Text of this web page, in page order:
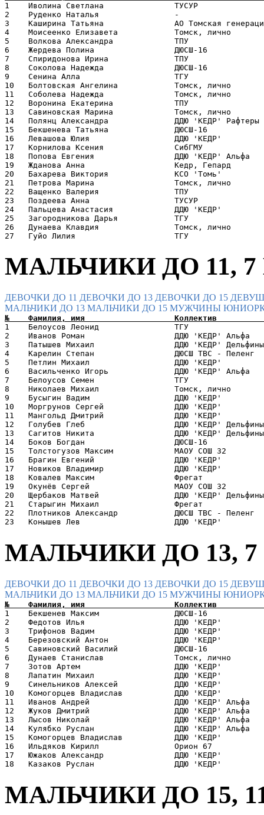
1    Иволина Светлана               ТУСУР
2    Руденко Наталья                -
3    Каширина Татьяна               АО Томская
4    Моисеенко Елизавета            Томск,
5    Волкова Александра             ТПУ
6    Жердева Полина                 ДЮСШ-16
7    Спиридонова Ирина              ТПУ
8    Соколова Надежда               ДЮСШ-16
9    Сенина Алла                    ТГУ
10   Болтовская Ангелина            Томск,
11   Соболева Надежда               Томск,
12   Воронина Екатерина             ТПУ
13   Савиновская Марина             Томск,
14   Полянц Александра              ДДЮ 'КЕДР'
15   Бекшенева Татьяна              ДЮСШ-16
16   Левашова Юлия                  ДДЮ 'КЕДР'
17   Корнилова Ксения               CибГМУ
18   Попова Евгения                 ДДЮ 'КЕДР'
19   Жданова Анна                   Кедр, Гепард
20   Бахарева Виктория              КСО 'Томь'
21   Петрова Марина                 Томск, лично
22   Ващенко Валерия                ТПУ
23   Поздеева Анна
24   Пальцева Анастасия
25   Загородникова Дарья
26   Дунаева Клавдия
МАЛЬЧИКИ ДО 11, 7
ДЕВОЧКИ ДО 11 ДЕВОЧКИ ДО 13 ДЕВОЧКИ ДО 15
МАЛЬЧИКИ ДО 13 МАЛЬЧИКИ ДО 15 МУЖЧИНЫ
1    Белоусов Леонид                ТГУ
2    Иванов Роман                   ДДЮ 'КЕДР'
3    Патышев Михаил                 ДДЮ 'КЕДР'
4    Карелин Степан                 ДЮСШ ТВС -
5    Петлин Михаил                  ДДЮ 'КЕДР'
6    Васильченко Игорь              ДДЮ 'КЕДР'
7    Белоусов Семен                 ТГУ
8    Николаев Михаил                Томск,
9    Бусыгин Вадим                  ДДЮ 'КЕДР'
10   Моргрунов Сергей               ДДЮ 'КЕДР'
11   Мангольд Дмитрий               ДДЮ 'КЕДР'
12   Голубев Глеб                   ДДЮ 'КЕДР'
13   Сагитов Никита                 ДДЮ 'КЕДР'
14   Боков Богдан                   ДЮСШ-16
15   Толстогузов Максим             МАОУ СОШ 32
16   Брагин Евгений                 ДДЮ 'КЕДР'
17   Новиков Владимир               ДДЮ 'КЕДР'
18   Ковалев Максим                 Фрегат
19   Окунёв Сергей                  МАОУ
20   Щербаков Матвей                ДДЮ
21   Старыгин Михаил
22   Плотников Александр            ДЮСШ
МАЛЬЧИКИ ДО 13, 7
ДЕВОЧКИ ДО 11 ДЕВОЧКИ ДО 13 ДЕВОЧКИ ДО 15
МАЛЬЧИКИ ДО 13 МАЛЬЧИКИ ДО 15 МУЖЧИНЫ
1    Бекшенев Максим                ДЮСШ-16
2    Федотов Илья                   ДДЮ 'КЕДР'
3    Трифонов Вадим                 ДДЮ 'КЕДР'
4    Березовский Антон              ДДЮ 'КЕДР'
5    Савиновский Василий            ДЮСШ-16
6    Дунаев Станислав               Томск,
7    Зотов Артем                    ДДЮ 'КЕДР'
8    Лапатин Михаил                 ДДЮ 'КЕДР'
9    Синельников Алексей            ДДЮ 'КЕДР'
10   Комогорцев Владислав           ДДЮ 'КЕДР'
11   Иванов Андрей                  ДДЮ 'КЕДР'
12   Жуков Дмитрий                  ДДЮ 'КЕДР'
13   Лысов Николай                  ДДЮ
14   Кулябко Руслан                 ДДЮ
15   Комогорцев Владислав           ДДЮ
16   Ильдяков Кирилл                Орион
17   Южаков Александр               ДДЮ
МАЛЬЧИКИ ДО 15,